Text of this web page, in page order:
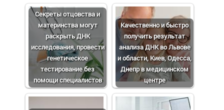
Cекреты отцовства и
материнства могут
раскрыть ДНК
исследования, провести
генетическое
тестирование без
помощи специалистов
Качественно и быстро
получить результат
анализа ДНК во Львове
и области, Киев, Одесса,
Днепр в медицинском
центре